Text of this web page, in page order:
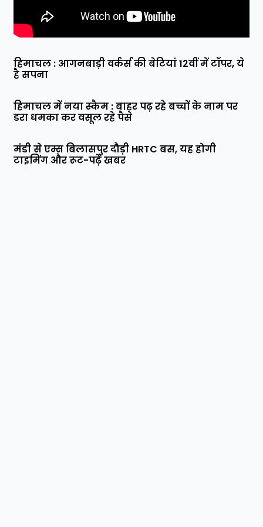
हिमाचल : आगनबाड़ी वर्कर्स की बेटियां 12वीं में टॉपर, ये
है सपना
हिमाचल में नया स्कैम : बाहर पढ़ रहे बच्चों के नाम पर
डरा धमका कर वसूल रहे पैसे
मंडी से एम्स बिलासपुर दौड़ी HRTC बस, यह होगी
टाइमिंग और रूट-पढ़ें खबर